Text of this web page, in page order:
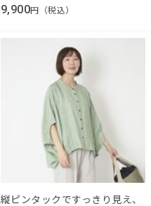
9,900円（税込）
縦ピンタックですっきり見え、